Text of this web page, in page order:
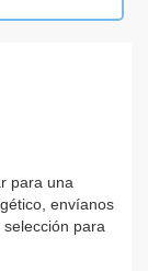
para una
envíanos
para